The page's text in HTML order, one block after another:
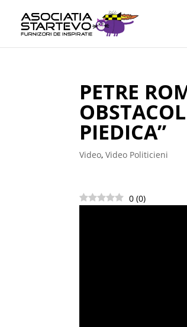
PETRE
PIEDICA”
Video,Video Politicieni
0 (0)